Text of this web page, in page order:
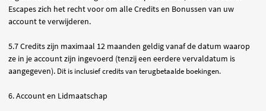
Escapes zich het recht voor om alle Credits en Bonussen van uw
account te verwijderen.
5.7 Credits zijn maximaal 12 maanden geldig vanaf de datum waarop
ze in je account zijn ingevoerd (tenzij een eerdere vervaldatum is
aangegeven). Dit is inclusief credits van terugbetaalde boekingen.
6. Account en Lidmaatschap